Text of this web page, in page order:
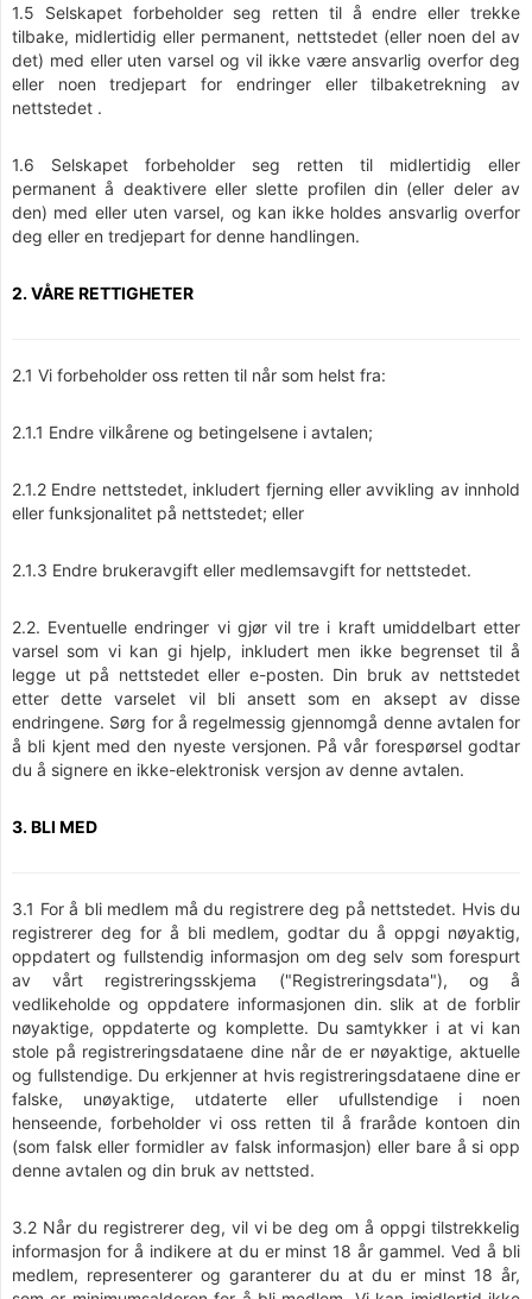
1.5 Selskapet forbeholder seg retten til å endre eller trekke
tilbake, midlertidig eller permanent, nettstedet (eller noen del av
det) med eller uten varsel og vil ikke være ansvarlig overfor deg
eller noen tredjepart for endringer eller tilbaketrekning av
nettstedet .
1.6 Selskapet forbeholder seg retten til midlertidig eller
permanent å deaktivere eller slette profilen din (eller deler av
den) med eller uten varsel, og kan ikke holdes ansvarlig overfor
deg eller en tredjepart for denne handlingen.
2. VÅRE RETTIGHETER
2.1 Vi forbeholder oss retten til når som helst fra:
2.1.1 Endre vilkårene og betingelsene i avtalen;
2.1.2 Endre nettstedet, inkludert fjerning eller avvikling av innhold
eller funksjonalitet på nettstedet; eller
2.1.3 Endre brukeravgift eller medlemsavgift for nettstedet.
2.2. Eventuelle endringer vi gjør vil tre i kraft umiddelbart etter
varsel som vi kan gi hjelp, inkludert men ikke begrenset til å
legge ut på nettstedet eller e-posten. Din bruk av nettstedet
etter dette varselet vil bli ansett som en aksept av disse
endringene. Sørg for å regelmessig gjennomgå denne avtalen for
å bli kjent med den nyeste versjonen. På vår forespørsel godtar
du å signere en ikke-elektronisk versjon av denne avtalen.
3. BLI MED
3.1 For å bli medlem må du registrere deg på nettstedet. Hvis du
registrerer deg for å bli medlem, godtar du å oppgi nøyaktig,
oppdatert og fullstendig informasjon om deg selv som forespurt
av vårt registreringsskjema ("Registreringsdata"), og å
vedlikeholde og oppdatere informasjonen din. slik at de forblir
nøyaktige, oppdaterte og komplette. Du samtykker i at vi kan
stole på registreringsdataene dine når de er nøyaktige, aktuelle
og fullstendige. Du erkjenner at hvis registreringsdataene dine er
falske, unøyaktige, utdaterte eller ufullstendige i noen
henseende, forbeholder vi oss retten til å fraråde kontoen din
(som falsk eller formidler av falsk informasjon) eller bare å si opp
denne avtalen og din bruk av nettsted.
3.2 Når du registrerer deg, vil vi be deg om å oppgi tilstrekkelig
informasjon for å indikere at du er minst 18 år gammel. Ved å bli
medlem, representerer og garanterer du at du er minst 18 år,